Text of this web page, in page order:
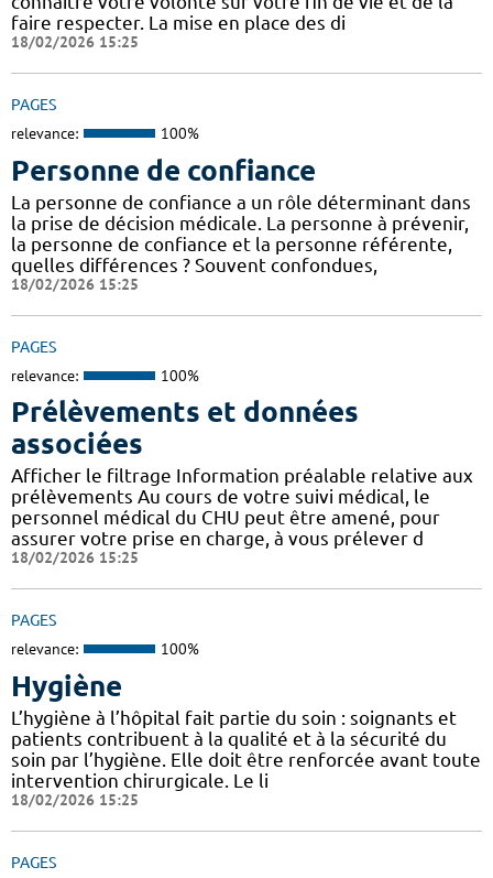
faire respecter. La mise en place des di
18/02/2026 15:25
PAGES
relevance: 100%
Personne de confiance
La personne de confiance a un rôle déterminant dans
la prise de décision médicale. La personne à prévenir,
la personne de confiance et la personne référente,
quelles différences ? Souvent confondues,
18/02/2026 15:25
PAGES
relevance: 100%
Prélèvements et données
associées
Afficher le filtrage Information préalable relative aux
prélèvements Au cours de votre suivi médical, le
personnel médical du CHU peut être amené, pour
assurer votre prise en charge, à vous prélever d
18/02/2026 15:25
PAGES
relevance: 100%
Hygiène
L’hygiène à l’hôpital fait partie du soin : soignants et
patients contribuent à la qualité et à la sécurité du
soin par l’hygiène. Elle doit être renforcée avant toute
intervention chirurgicale. Le li
18/02/2026 15:25
PAGES